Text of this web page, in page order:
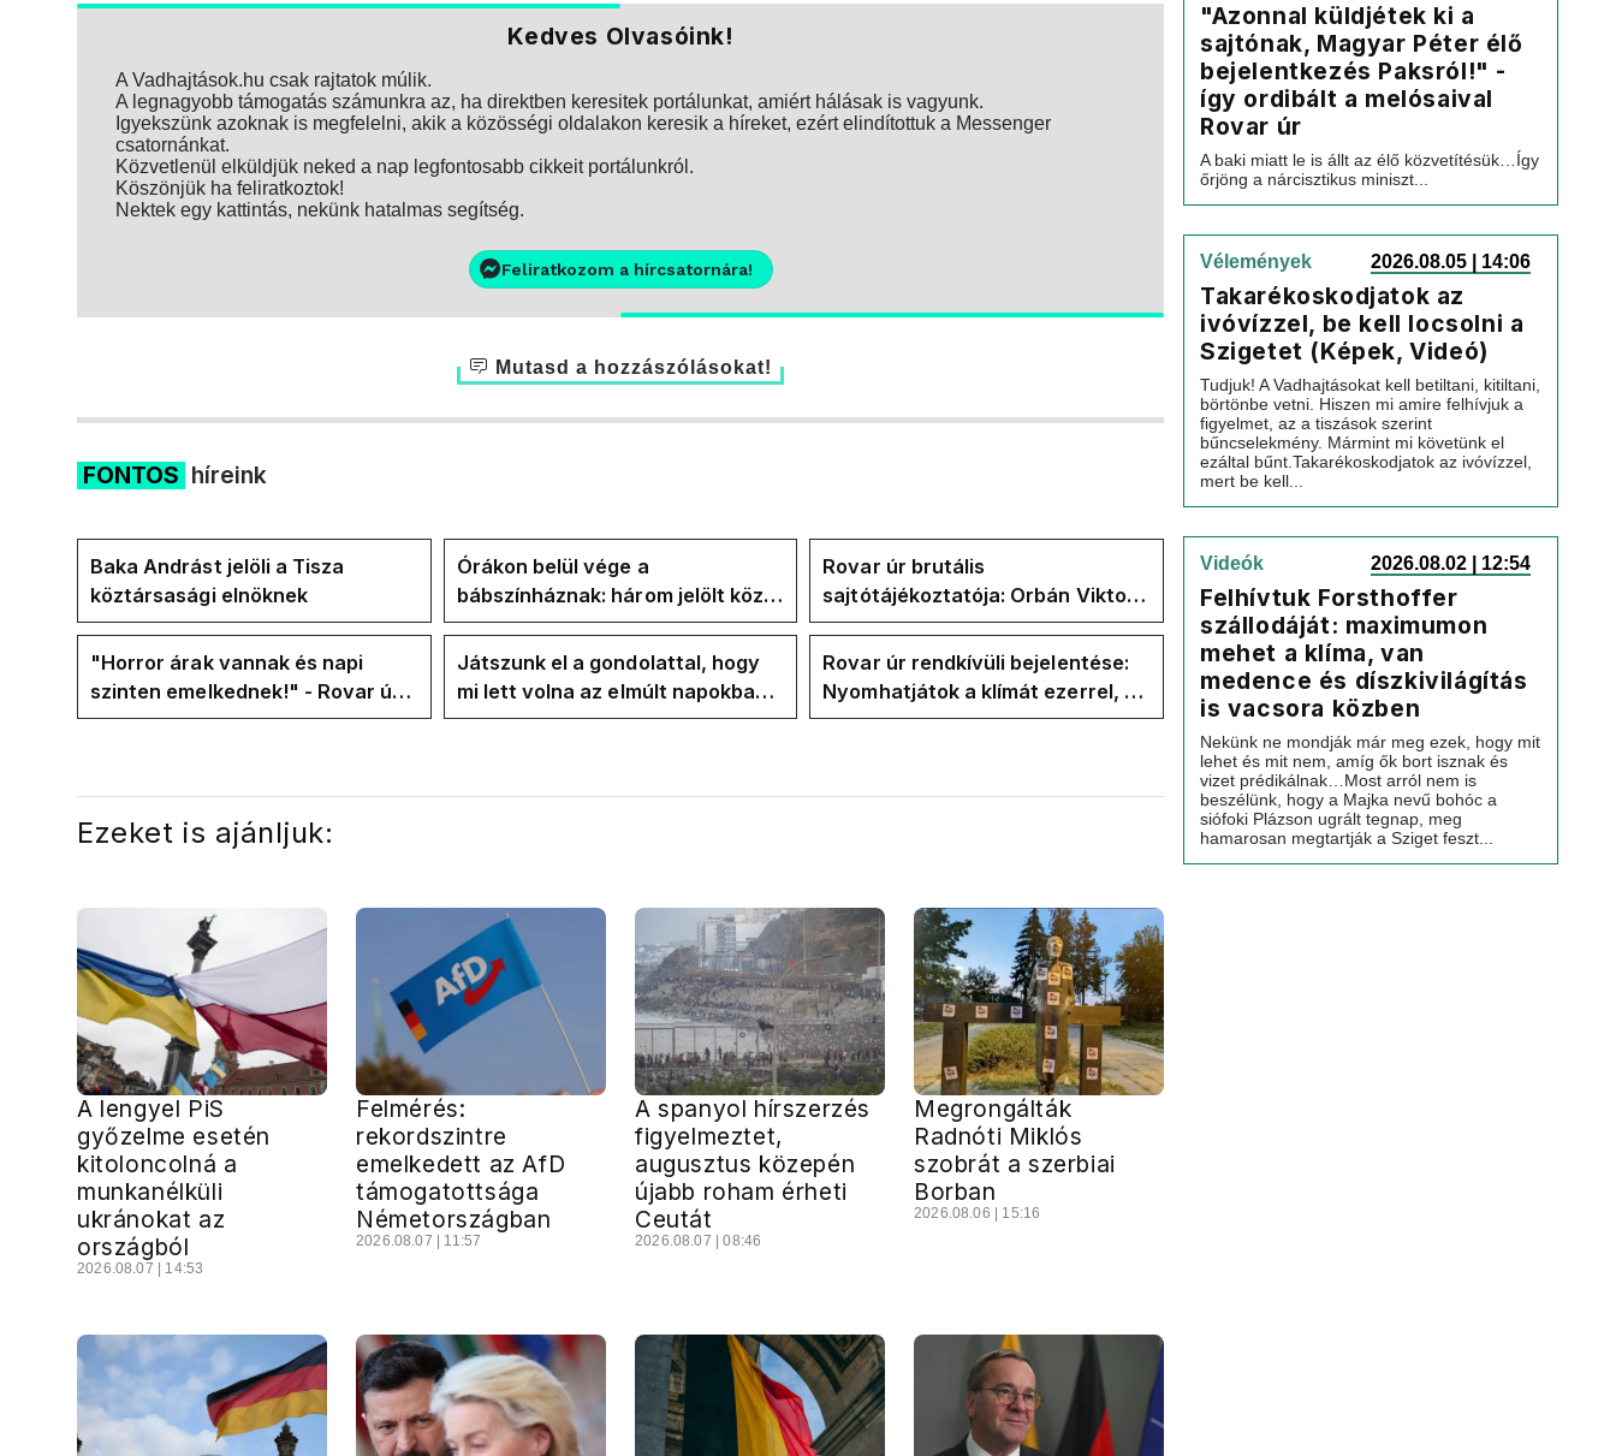
Kedves Olvasóink!
A Vadhajtások.hu csak rajtatok múlik.
A legnagyobb támogatás számunkra az, ha direktben keresitek portálunkat, amiért hálásak is vagyunk.
Igyekszünk azoknak is megfelelni, akik a közösségi oldalakon keresik a híreket, ezért elindítottuk a Messenger
csatornánkat.
Közvetlenül elküldjük neked a nap legfontosabb cikkeit portálunkról.
Köszönjük ha feliratkoztok!
Nektek egy kattintás, nekünk hatalmas segítség.
Feliratkozom a hírcsatornára!
Mutasd a hozzászólásokat!
FONTOS híreink
Baka Andrást jelöli a Tisza
köztársasági elnöknek
Órákon belül vége a
bábszínháznak: három jelölt közül
"választ" ma államfőt a Tisza-
frakció
Rovar úr brutális
sajtótájékoztatója: Orbán Viktor
és a Vadhajtások a felelős a
kialakult helyzetért
"Horror árak vannak és napi
szinten emelkednek!" - Rovar úr
Facebook-oldalán lázadnak a
Játszunk el a gondolattal, hogy
mi lett volna az elmúlt napokban
rezsicsökkentés nélkül
Rovar úr rendkívüli bejelentése:
Nyomhatjátok a klímát ezerrel, a
hűtőket letekerhetitek, vége az
Ezeket is ajánljuk:
A lengyel PiS
győzelme esetén
kitoloncolná a
munkanélküli
ukránokat az
országból
2026.08.07 | 14:53
Felmérés:
rekordszintre
emelkedett az AfD
támogatottsága
Németországban
2026.08.07 | 11:57
A spanyol hírszerzés
figyelmeztet,
augusztus közepén
újabb roham érheti
Ceutát
2026.08.07 | 08:46
Megrongálták
Radnóti Miklós
szobrát a szerbiai
Borban
2026.08.06 | 15:16
"Azonnal küldjétek ki a
sajtónak, Magyar Péter élő
bejelentkezés Paksról!" -
így ordibált a melósaival
Rovar úr
A baki miatt le is állt az élő közvetítésük…Így
őrjöng a nárcisztikus miniszt...
Vélemények 2026.08.05 | 14:06
Takarékoskodjatok az
ivóvízzel, be kell locsolni a
Szigetet (Képek, Videó)
Tudjuk! A Vadhajtásokat kell betiltani, kitiltani,
börtönbe vetni. Hiszen mi amire felhívjuk a
figyelmet, az a tiszások szerint
bűncselekmény. Mármint mi követünk el
ezáltal bűnt.Takarékoskodjatok az ivóvízzel,
mert be kell...
Videók 2026.08.02 | 12:54
Felhívtuk Forsthoffer
szállodáját: maximumon
mehet a klíma, van
medence és díszkivilágítás
is vacsora közben
Nekünk ne mondják már meg ezek, hogy mit
lehet és mit nem, amíg ők bort isznak és
vizet prédikálnak…Most arról nem is
beszélünk, hogy a Majka nevű bohóc a
siófoki Plázson ugrált tegnap, meg
hamarosan megtartják a Sziget feszt...